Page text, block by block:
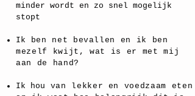
minder wordt en zo snel mogelijk
stopt
Ik ben net bevallen en ik ben
mezelf kwijt,wat is er met mij
aan de hand?
Ik hou van lekker en voedzaam eten